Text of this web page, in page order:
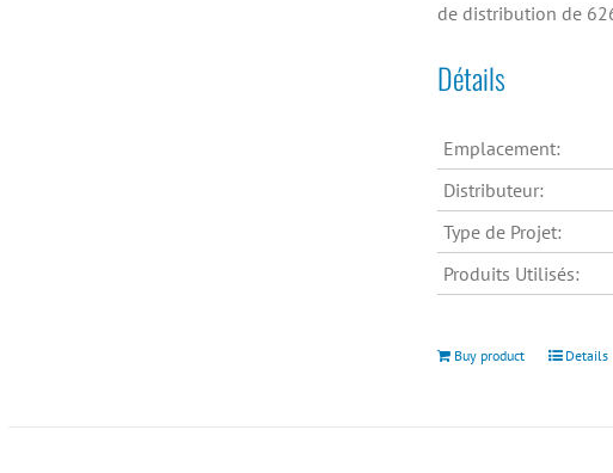
de distribution de
Détails
Emplacement:
Distributeur:
Type de Projet:
Produits Utilisés:
Buy product Details